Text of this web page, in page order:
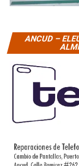
ANCUD –